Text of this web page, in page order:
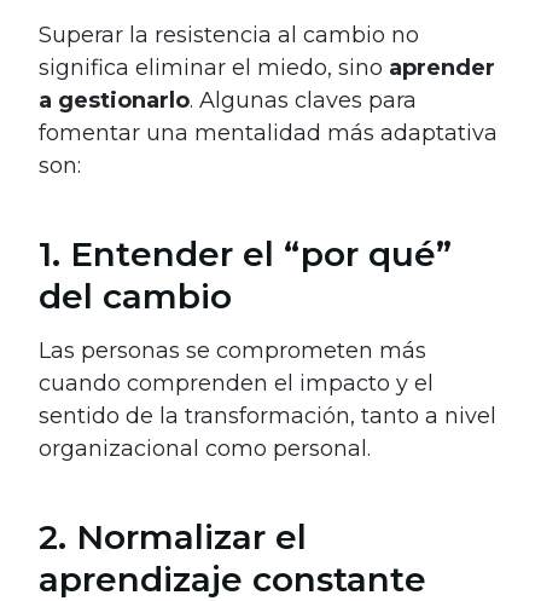
Superar la resistencia al cambio no
significa eliminar el miedo, sino aprender
a gestionarlo. Algunas claves para
fomentar una mentalidad más adaptativa
son:
1. Entender el “por qué”
del cambio
Las personas se comprometen más
cuando comprenden el impacto y el
sentido de la transformación, tanto a nivel
organizacional como personal.
2. Normalizar el
aprendizaje constante